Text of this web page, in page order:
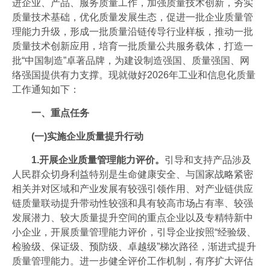
进企业、产品、服务质量工作，加强质量技术创新，夯实
质量技术基础，优化质量发展生态，促进一批企业质量管
理能力升级，形成一批质量沿链传导行业样板，推动一批
质量技术创新应用，培育一批质量公共服务载体，打造一
批“中国制造”卓著品牌，为建设制造强国、质量强国、网
络强国提供有力支撑。现就做好2026年工业和信息化质量
工作通知如下：
一、重点任务
(一)实施企业质量提升行动
1.开展企业质量管理能力评价。 引导和支持产品涉及
人民群众切身利益特别是生命健康安全、与国家战略紧密
相关并对区域和产业发展有较强引领作用、对产业链供应
链质量联动提升带动性较强和具有较高市场占有率、较强
发展潜力、较大质量提升空间的重点企业以及专精特新中
小企业，开展质量管理能力评价，引导企业按照“经验级、
检验级、保证级、预防级、卓越级”梯次路径，渐进式提升
质量管理能力。进一步健全评价工作机制，有序扩大评估